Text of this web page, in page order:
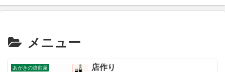
メニュー
あがきの焙煎屋 店作り